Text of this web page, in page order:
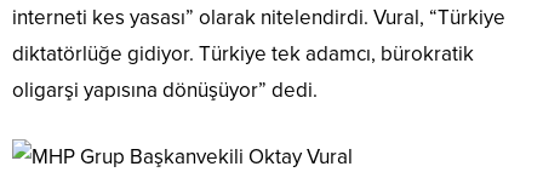
interneti kes yasası” olarak nitelendirdi. Vural, “Türkiye
diktatörlüğe gidiyor. Türkiye tek adamcı, bürokratik
oligarşi yapısına dönüşüyor” dedi.